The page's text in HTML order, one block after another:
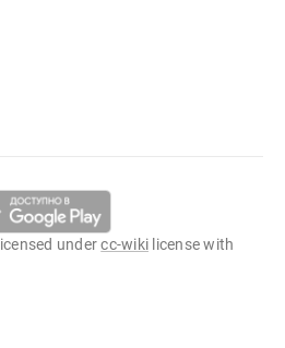
undercc-wiki license with